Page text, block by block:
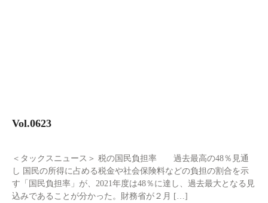
Vol.0623
＜タックスニュース＞ 税の国民負担率 過去最高の48％見通
し 国民の所得に占める税金や社会保険料などの負担の割合を示
す「国民負担率」が、2021年度は48％に達し、過去最大となる見
込みであることが分かった。財務省が２月 […]